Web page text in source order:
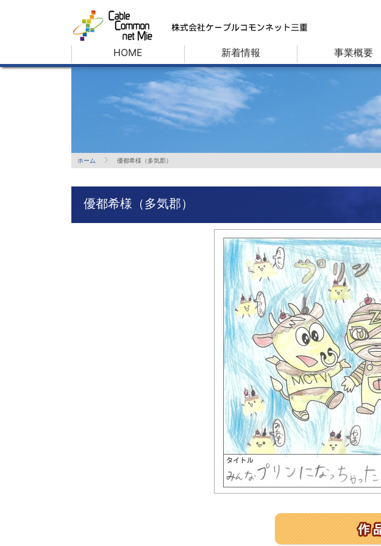
HOME 新着情報 事業概要
ホーム 優都希様（多気郡）
優都希様（多気郡）